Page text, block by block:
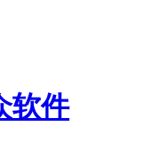
软件